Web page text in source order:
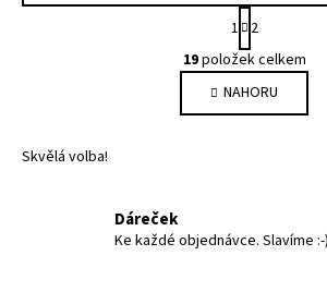
O
v
l
á
p
S
t
r
á
n
k
1
2
19položek celkem
NAHORU
Skvělá volba!
Dáreček
Ke každé objednávce. Slavíme :-)